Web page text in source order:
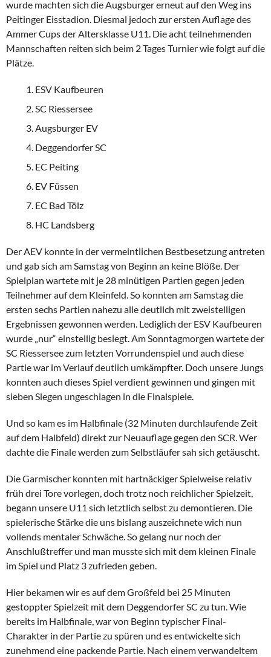
wurde machten sich die Augsburger erneut auf den Weg ins
Peitinger Eisstadion. Diesmal jedoch zur ersten Auflage des
Ammer Cups der Altersklasse U11. Die acht teilnehmenden
Mannschaften reiten sich beim 2 Tages Turnier wie folgt auf die
Plätze.
ESV Kaufbeuren
SC Riessersee
Augsburger EV
Deggendorfer SC
EC Peiting
EV Füssen
EC Bad Tölz
HC Landsberg
Der AEV konnte in der vermeintlichen Bestbesetzung antreten
und gab sich am Samstag von Beginn an keine Blöße. Der
Spielplan wartete mit je 28 minütigen Partien gegen jeden
Teilnehmer auf dem Kleinfeld. So konnten am Samstag die
ersten sechs Partien nahezu alle deutlich mit zweistelligen
Ergebnissen gewonnen werden. Lediglich der ESV Kaufbeuren
wurde „nur“ einstellig besiegt. Am Sonntagmorgen wartete der
SC Riessersee zum letzten Vorrundenspiel und auch diese
Partie war im Verlauf deutlich umkämpfter. Doch unsere Jungs
konnten auch dieses Spiel verdient gewinnen und gingen mit
sieben Siegen ungeschlagen in die Finalspiele.
Und so kam es im Halbfinale (32 Minuten durchlaufende Zeit
auf dem Halbfeld) direkt zur Neuauflage gegen den SCR. Wer
dachte die Finale werden zum Selbstläufer sah sich getäuscht.
Die Garmischer konnten mit hartnäckiger Spielweise relativ
früh drei Tore vorlegen, doch trotz noch reichlicher Spielzeit,
begann unsere U11 sich letztlich selbst zu demontieren. Die
spielerische Stärke die uns bislang auszeichnete wich nun
vollends mentaler Schwäche. So gelang nur noch der
Anschlußtreffer und man musste sich mit dem kleinen Finale
im Spiel und Platz 3 zufrieden geben.
Hier bekamen wir es auf dem Großfeld bei 25 Minuten
gestoppter Spielzeit mit dem Deggendorfer SC zu tun. Wie
bereits im Halbfinale, war von Beginn typischer Final-
Charakter in der Partie zu spüren und es entwickelte sich
zunehmend eine packende Partie. Nach einem verwandeltem